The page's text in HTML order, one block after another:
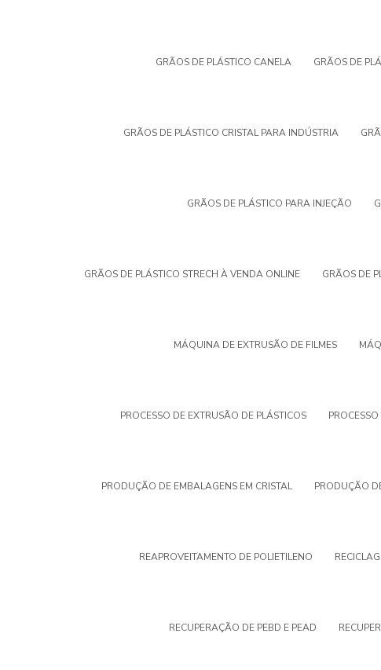
GRÃOS DE PLÁSTICO CANELA GRÃOS DE
GRÃOS DE PLÁSTICO CRISTAL PARA INDÚSTRIA
GRÃOS DE PLÁSTICO PARA INJEÇÃO
GRÃOS DE PLÁSTICO STRECH À VENDA ONLINE GRÃOS DE
MÁQUINA DE EXTRUSÃO DE FILMES
PROCESSO DE EXTRUSÃO DE PLÁSTICOS
PRODUÇÃO DE EMBALAGENS EM CRISTAL PRODUÇÃO
REAPROVEITAMENTO DE POLIETILENO
RECUPERAÇÃO DE PEBD E PEAD